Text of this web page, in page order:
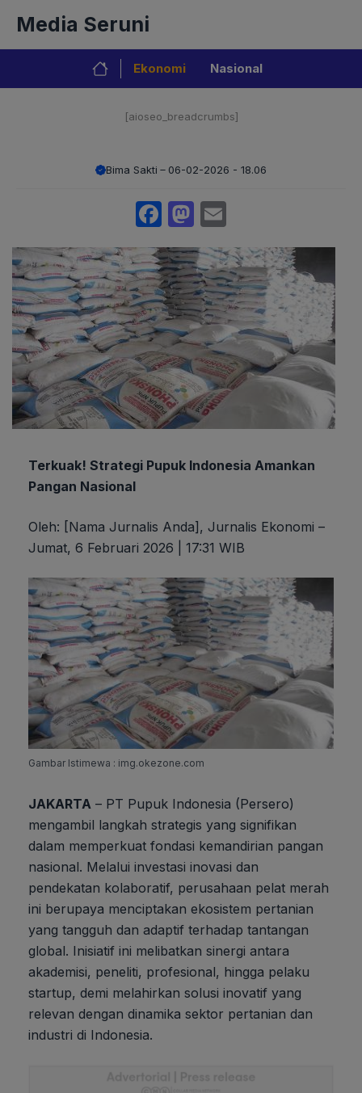
isi
Media Seruni
Ekonomi Nasional
[aioseo_breadcrumbs]
Bima Sakti 06-02-2026 - 18.06
Facebook
Mastodon
Terkuak! Strategi Pupuk Indonesia Amankan
Pangan Nasional
Oleh: [Nama Jurnalis Anda], Jurnalis Ekonomi –
Jumat, 6 Februari 2026 | 17:31 WIB
Gambar Istimewa : img.okezone.com
JAKARTA – PT Pupuk Indonesia (Persero)
mengambil langkah strategis yang signifikan
dalam memperkuat fondasi kemandirian pangan
nasional. Melalui investasi inovasi dan
pendekatan kolaboratif, perusahaan pelat merah
ini berupaya menciptakan ekosistem pertanian
yang tangguh dan adaptif terhadap tantangan
global. Inisiatif ini melibatkan sinergi antara
akademisi, peneliti, profesional, hingga pelaku
startup, demi melahirkan solusi inovatif yang
relevan dengan dinamika sektor pertanian dan
industri di Indonesia.